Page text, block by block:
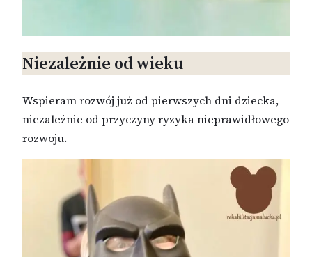
Niezależnie od wieku
Wspieram rozwój już od pierwszych dni dziecka,
niezależnie od przyczyny ryzyka nieprawidłowego
rozwoju.